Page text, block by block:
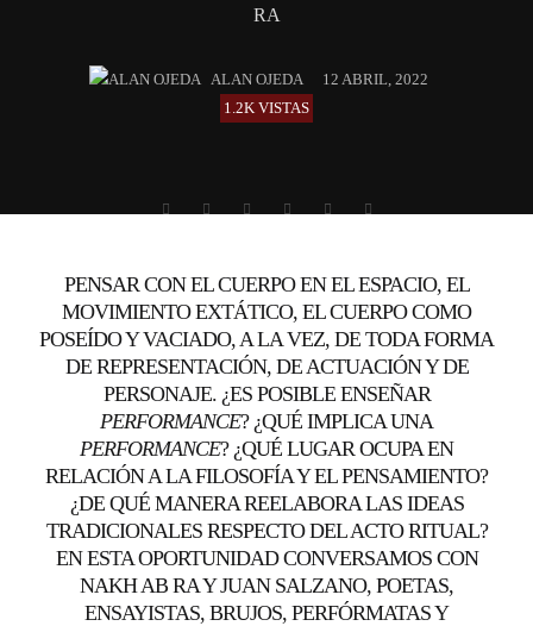
RA
ALAN OJEDA
12 ABRIL, 2022
1.2K VISTAS
PENSAR CON EL CUERPO EN EL ESPACIO, EL
MOVIMIENTO EXTÁTICO, EL CUERPO COMO
POSEÍDO Y VACIADO, A LA VEZ, DE TODA FORMA
DE REPRESENTACIÓN, DE ACTUACIÓN Y DE
PERSONAJE. ¿ES POSIBLE ENSEÑAR
PERFORMANCE? ¿QUÉ IMPLICA UNA
PERFORMANCE? ¿QUÉ LUGAR OCUPA EN
RELACIÓN A LA FILOSOFÍA Y EL PENSAMIENTO?
¿DE QUÉ MANERA REELABORA LAS IDEAS
TRADICIONALES RESPECTO DEL ACTO RITUAL?
EN ESTA OPORTUNIDAD CONVERSAMOS CON
NAKH AB RA Y JUAN SALZANO, POETAS,
ENSAYISTAS, BRUJOS, PERFÓRMATAS Y